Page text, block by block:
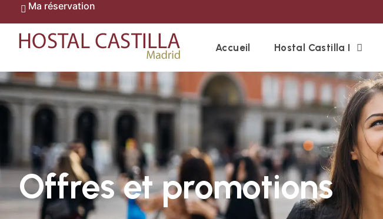
Ma réservation
Accueil Hostal Castilla I
Offres et promotions